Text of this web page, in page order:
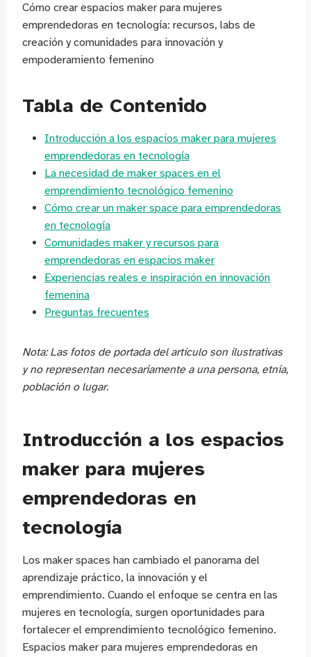
Cómo crear espacios maker para mujeres
emprendedoras en tecnología: recursos, labs de
creación y comunidades para innovación y
empoderamiento femenino
Tabla de Contenido
Introducción a los espacios maker para mujeres
emprendedoras en tecnología
La necesidad de maker spaces en el
emprendimiento tecnológico femenino
Cómo crear un maker space para emprendedoras
en tecnología
Comunidades maker y recursos para
emprendedoras en espacios maker
Experiencias reales e inspiración en innovación
femenina
Preguntas frecuentes
Nota: Las fotos de portada del artículo son ilustrativas
y no representan necesariamente a una persona, etnia,
población o lugar.
Introducción a los espacios
maker para mujeres
emprendedoras en
tecnología
Los maker spaces han cambiado el panorama del
aprendizaje práctico, la innovación y el
emprendimiento. Cuando el enfoque se centra en las
mujeres en tecnología, surgen oportunidades para
fortalecer el emprendimiento tecnológico femenino.
Espacios maker para mujeres emprendedoras en